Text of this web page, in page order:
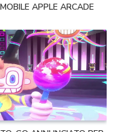
APPLE ARCADE